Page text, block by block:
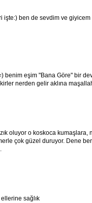
ben de sevdim ve
benim eşim "Bana Göre" bir
nerden gelir aklına
oluyor o koskoca
çok güzel duruyor. Dene
ellerine sağlık